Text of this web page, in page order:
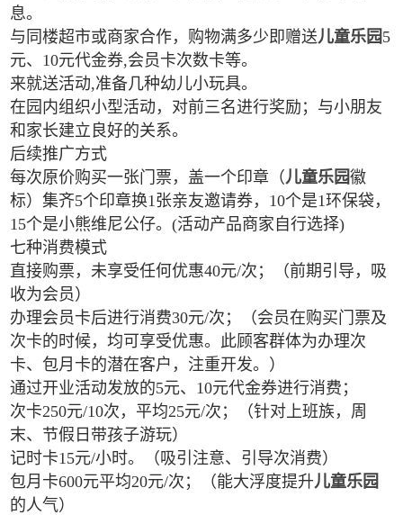
息。
与同楼超市或商家合作，购物满多少即赠送儿童乐园5
元、10元代金券,会员卡次数卡等。
来就送活动,准备几种幼儿小玩具。
在园内组织小型活动，对前三名进行奖励；与小朋友
和家长建立良好的关系。
后续推广方式
每次原价购买一张门票，盖一个印章（儿童乐园徽
标）集齐5个印章换1张亲友邀请券，10个是1环保袋，
15个是小熊维尼公仔。(活动产品商家自行选择)
七种消费模式
直接购票，未享受任何优惠40元/次；（前期引导，吸
收为会员）
办理会员卡后进行消费30元/次；（会员在购买门票及
次卡的时候，均可享受优惠。此顾客群体为办理次
卡、包月卡的潜在客户，注重开发。）
通过开业活动发放的5元、10元代金券进行消费；
次卡250元/10次，平均25元/次；（针对上班族，周
末、节假日带孩子游玩）
记时卡15元/小时。（吸引注意、引导次消费）
包月卡600元平均20元/次；（能大浮度提升儿童乐园
的人气）